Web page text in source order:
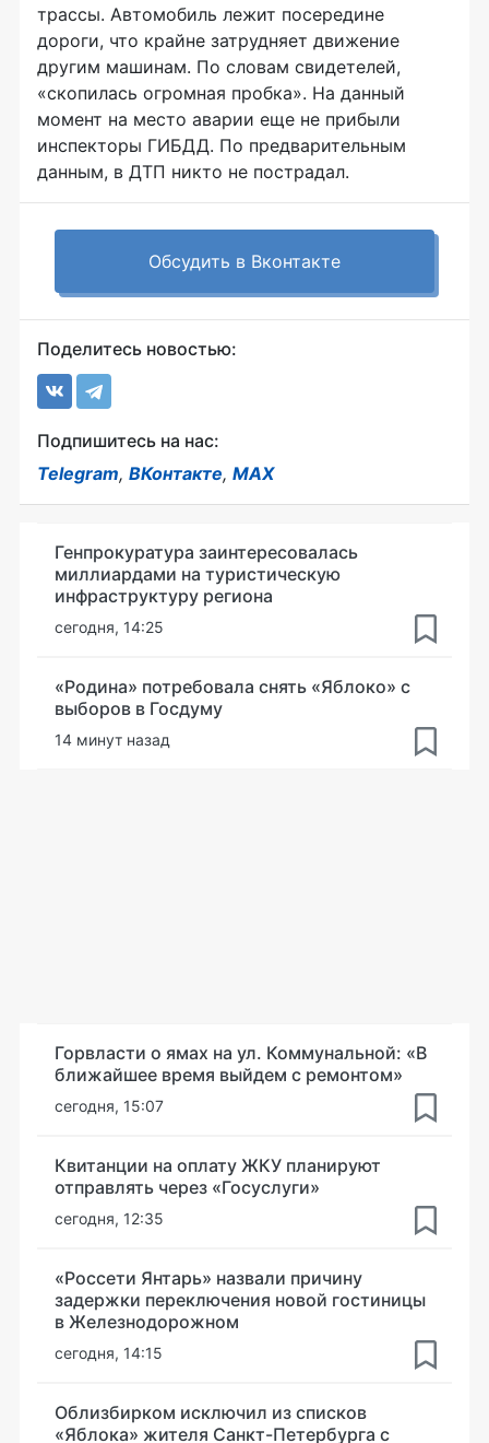
трассы. Автомобиль лежит посередине
дороги, что крайне затрудняет движение
другим машинам. По словам свидетелей,
«скопилась огромная пробка». На данный
момент на место аварии еще не прибыли
инспекторы ГИБДД. По предварительным
данным, в ДТП никто не пострадал.
Обсудить в Вконтакте
Поделитесь новостью:
Подпишитесь на нас:
Telegram, ВКонтакте, MAX
Генпрокуратура заинтересовалась
миллиардами на туристическую
инфраструктуру региона
сегодня, 14:25
«Родина» потребовала снять «Яблоко» с
выборов в Госдуму
14 минут назад
Горвласти о ямах на ул. Коммунальной: «В
ближайшее время выйдем с ремонтом»
сегодня, 15:07
Квитанции на оплату ЖКУ планируют
отправлять через «Госуслуги»
сегодня, 12:35
«Россети Янтарь» назвали причину
задержки переключения новой гостиницы
в Железнодорожном
сегодня, 14:15
Облизбирком исключил из списков
«Яблока» жителя Санкт-Петербурга с